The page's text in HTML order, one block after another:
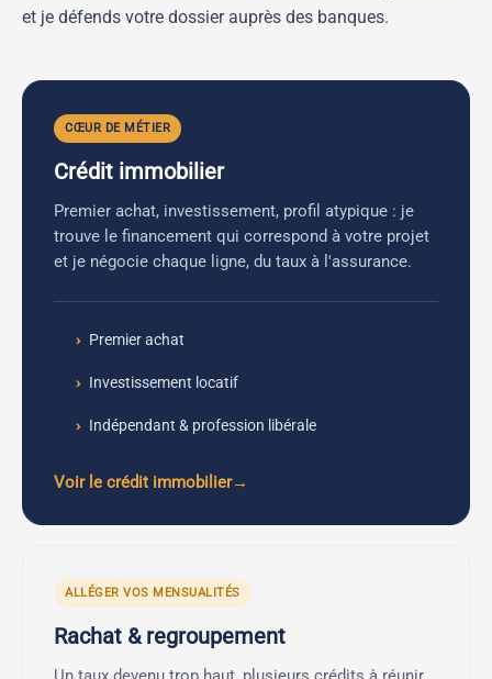
et je défends votre dossier auprès des banques.
CŒUR DE MÉTIER
Crédit immobilier
Premier achat, investissement, profil atypique : je
trouve le financement qui correspond à votre projet
et je négocie chaque ligne, du taux à l'assurance.
Premier achat
Investissement locatif
Indépendant & profession libérale
Voir le crédit immobilier
ALLÉGER VOS MENSUALITÉS
Rachat & regroupement